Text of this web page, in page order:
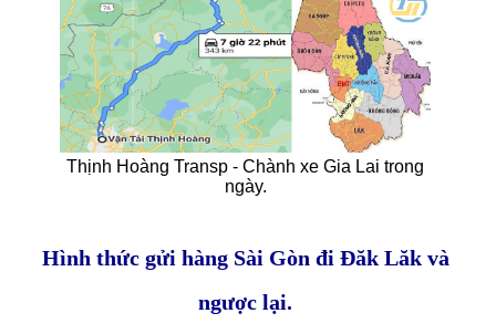
Thịnh Hoàng Transp - Chành xe Gia Lai trong
ngày.
Hình thức gửi hàng Sài Gòn đi Đăk Lăk và
ngược lại.